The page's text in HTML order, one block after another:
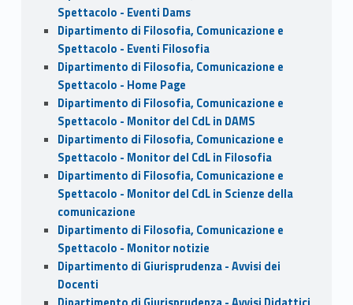
Spettacolo - Eventi Dams
Dipartimento di Filosofia, Comunicazione e
Spettacolo - Eventi Filosofia
Dipartimento di Filosofia, Comunicazione e
Spettacolo - Home Page
Dipartimento di Filosofia, Comunicazione e
Spettacolo - Monitor del CdL in DAMS
Dipartimento di Filosofia, Comunicazione e
Spettacolo - Monitor del CdL in Filosofia
Dipartimento di Filosofia, Comunicazione e
Spettacolo - Monitor del CdL in Scienze della
comunicazione
Dipartimento di Filosofia, Comunicazione e
Spettacolo - Monitor notizie
Dipartimento di Giurisprudenza - Avvisi dei
Docenti